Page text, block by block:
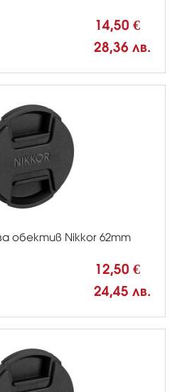
14,50 €
28,36 лв.
обектив Nikkor 62mm
12,50 €
24,45 лв.